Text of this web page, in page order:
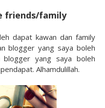
friends/family
dapat kawan dan family
blogger yang saya boleh
blogger yang saya boleh
Alhamdulillah.